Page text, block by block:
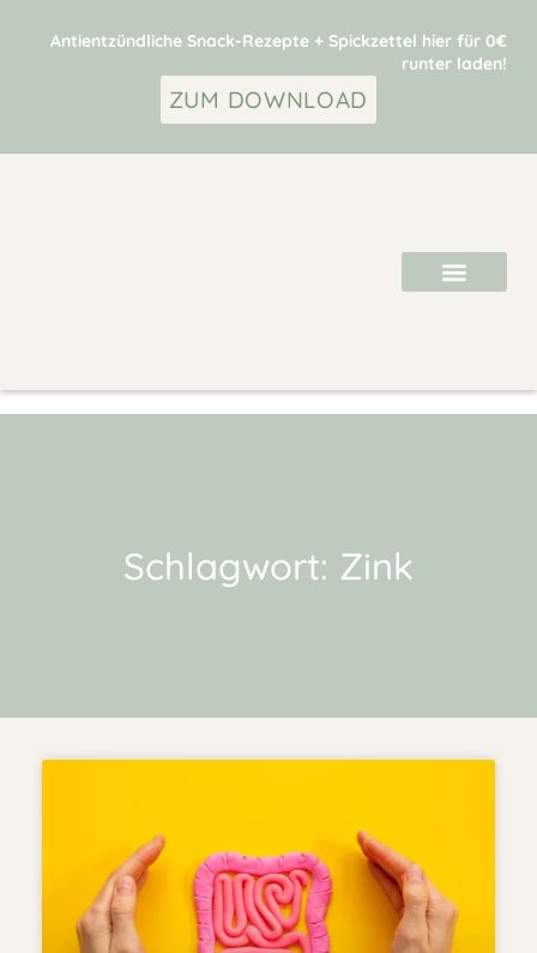
Antientzündliche Snack-Rezepte + Spickzettel hier für 0€
runter laden!
ZUM DOWNLOAD
Schlagwort: Zink